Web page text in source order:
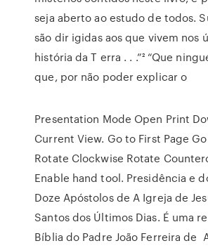
seja aberto ao estudo de todos.
são dir igidas aos que vivem nos
história da T erra . . .”² “Que
que, por não poder explicar o
Presentation Mode Open Print
Current View. Go to First Page
Rotate Clockwise Rotate
Enable hand tool. Presidência e
Doze Apóstolos de A Igreja de
Santos dos Últimos Dias. É uma
Bíblia do Padre João Ferreira de